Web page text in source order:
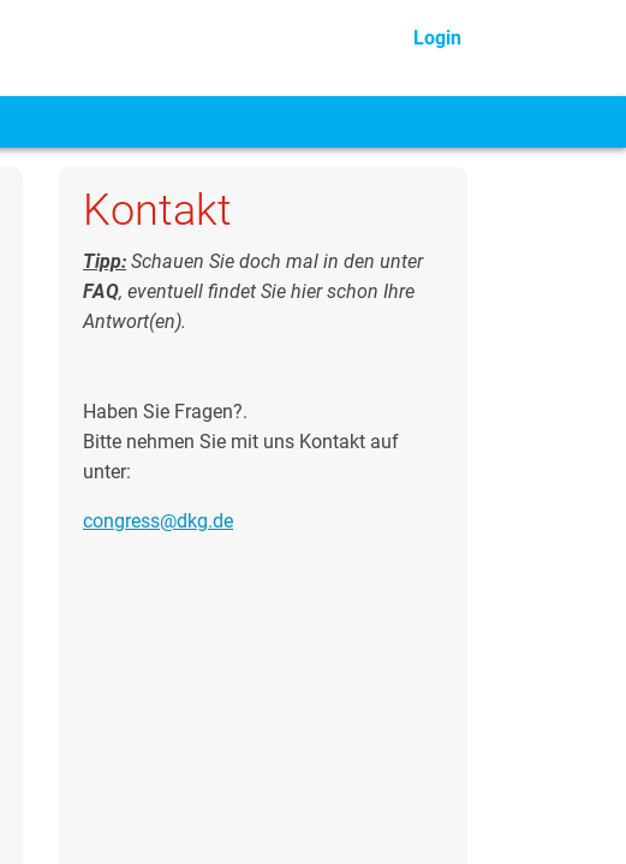
Login
Kontakt
Tipp: Schauen Sie doch mal in den unter
FAQ, eventuell findet Sie hier schon Ihre
Antwort(en).
Haben Sie Fragen?.
Bitte nehmen Sie mit uns Kontakt auf
unter:
congress@dkg.de